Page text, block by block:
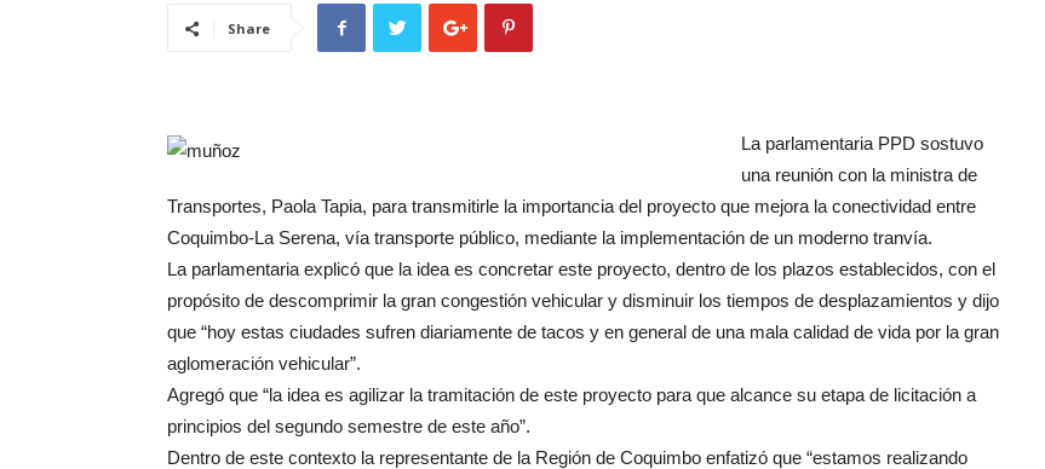
Share
La parlamentaria PPD sostuvo
una reunión con la ministra de
Transportes, Paola Tapia, para transmitirle la importancia del proyecto que mejora la conectividad entre
Coquimbo-La Serena, vía transporte público, mediante la implementación de un moderno tranvía.
La parlamentaria explicó que la idea es concretar este proyecto, dentro de los plazos establecidos, con el
propósito de descomprimir la gran congestión vehicular y disminuir los tiempos de desplazamientos y dijo
que “hoy estas ciudades sufren diariamente de tacos y en general de una mala calidad de vida por la gran
aglomeración vehicular”.
Agregó que “la idea es agilizar la tramitación de este proyecto para que alcance su etapa de licitación a
principios del segundo semestre de este año”.
Dentro de este contexto la representante de la Región de Coquimbo enfatizó que “estamos realizando